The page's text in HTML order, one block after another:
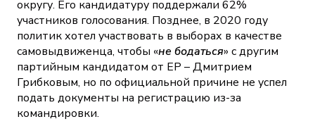
округу. Его кандидатуру поддержали 62%
участников голосования. Позднее, в 2020 году
политик хотел участвовать в выборах в качестве
самовыдвиженца, чтобы «не бодаться» с другим
партийным кандидатом от ЕР – Дмитрием
Грибковым, но по официальной причине не успел
подать документы на регистрацию из-за
командировки.